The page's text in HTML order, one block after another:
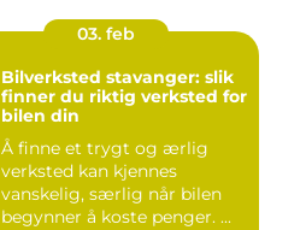
03. feb
Bilverksted stavanger: slik
finner du riktig verksted for
bilen din
Å finne et trygt og ærlig
verksted kan kjennes
vanskelig, særlig når bilen
begynner å koste penger. ...